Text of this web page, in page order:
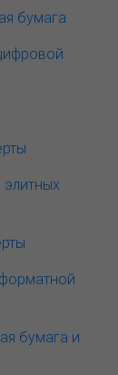
бумага
бумага и